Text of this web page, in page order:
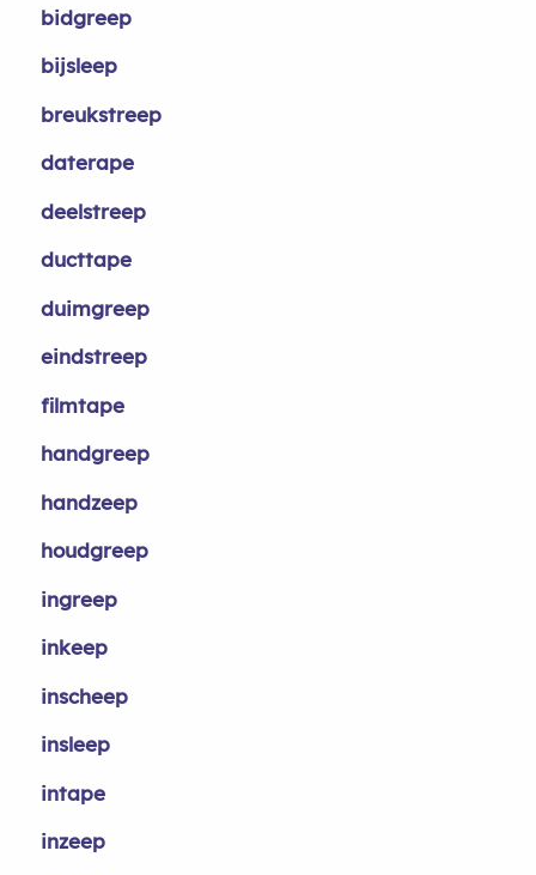
bidgreep
bijsleep
breukstreep
daterape
deelstreep
ducttape
duimgreep
eindstreep
filmtape
handgreep
handzeep
houdgreep
ingreep
inkeep
inscheep
insleep
intape
inzeep